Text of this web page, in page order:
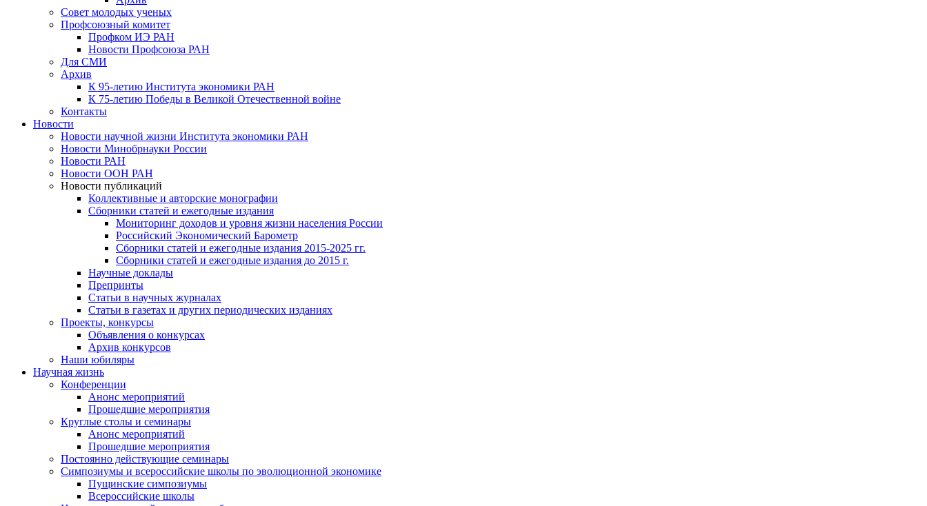
Совет молодых ученых
Профсоюзный комитет
Профком ИЭ РАН
Новости Профсоюза РАН
Для СМИ
Архив
К 95-летию Института экономики РАН
К 75-летию Победы в Великой Отечественной войне
Контакты
Новости
Новости научной жизни Института экономики РАН
Новости Минобрнауки России
Новости РАН
Новости ООН РАН
Новости публикаций
Коллективные и авторские монографии
Сборники статей и ежегодные издания
Мониторинг доходов и уровня жизни населения России
Российский Экономический Барометр
Сборники статей и ежегодные издания 2015-2025 гг.
Сборники статей и ежегодные издания до 2015 г.
Научные доклады
Препринты
Статьи в научных журналах
Статьи в газетах и других периодических изданиях
Проекты, конкурсы
Объявления о конкурсах
Архив конкурсов
Наши юбиляры
Научная жизнь
Конференции
Анонс мероприятий
Прошедшие мероприятия
Круглые столы и семинары
Анонс мероприятий
Прошедшие мероприятия
Постоянно действующие семинары
Симпозиумы и всероссийские школы по эволюционной экономике
Пущинские симпозиумы
Всероссийские школы